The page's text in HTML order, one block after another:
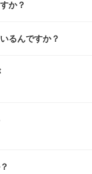
サイトです。運営はキ
、私たちは実際に
か？
」で、ほとんど全ての
ンプできます。
るんですか？
99%を超えるほぼすべ
ちで撮影したものです
点の新商品を選定
しています。
用していません。編集
しています。
は保証します。なお、